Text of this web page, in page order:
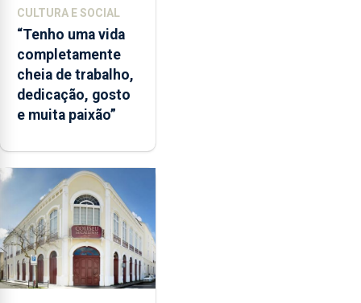
CULTURA E SOCIAL
“Tenho uma vida
completamente
cheia de trabalho,
dedicação, gosto
e muita paixão”